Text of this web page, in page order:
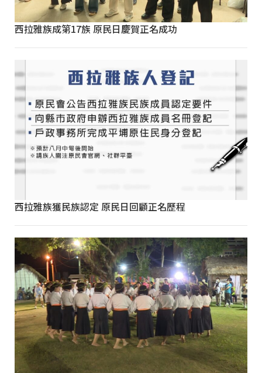
西拉雅族成第17族 原民日慶賀正名成功
西拉雅族獲民族認定 原民日回顧正名歷程